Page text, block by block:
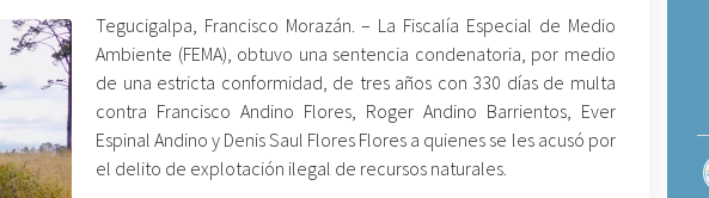
Tegucigalpa, Francisco Morazán. – La Fiscalía Especial de Medio
Ambiente (FEMA), obtuvo una sentencia condenatoria, por medio
de una estricta conformidad, de tres años con 330 días de multa
contra Francisco Andino Flores, Roger Andino Barrientos, Ever
Espinal Andino y Denis Saul Flores Flores a quienes se les acusó por
el delito de explotación ilegal de recursos naturales.